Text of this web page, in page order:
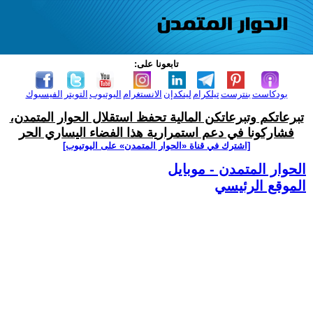
تابعونا على:
الفيسبوك التويتر اليوتيوب الانستغرام لينكدإن تيلكرامبنترست بودكاست
تبرعاتكم وتبرعاتكن المالية تحفظ استقلال الحوار المتمدن،
فشاركونا في دعم استمرارية هذا الفضاء اليساري الحر
[اشترك في قناة ‫«الحوار المتمدن» على اليوتيوب]
الحوار المتمدن - موبايل
الموقع الرئيسي